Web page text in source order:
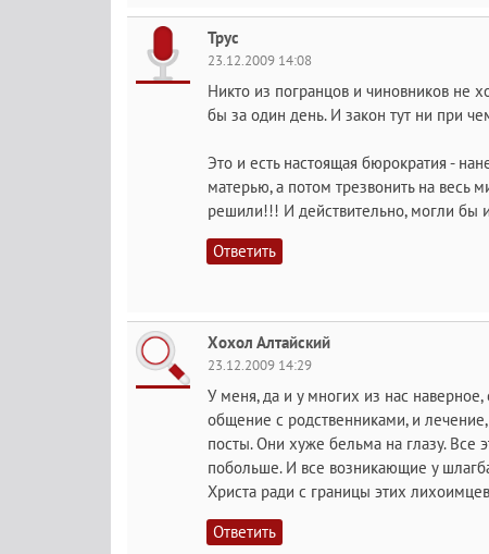
Трус
23.12.2009 14:08
Никто из погранцов и чиновников не
бы за один день. И закон тут ни при
Это и есть настоящая бюрократия -
матерью, а потом трезвонить на весь
решили!!! И действительно, могли бы и
Ответить
Хохол Алтайский
23.12.2009 14:29
У меня, да и у многих из нас
общение с родственниками, и
посты. Они хуже бельма на глазу. Все
побольше. И все возникающие у
Христа ради с границы этих
Ответить